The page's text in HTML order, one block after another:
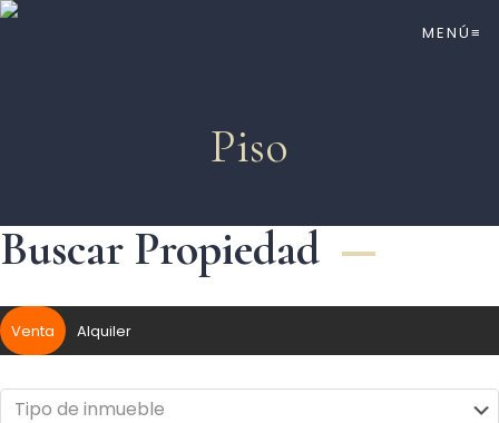
MENÚ≡
Piso
Buscar Propiedad
Venta Alquiler